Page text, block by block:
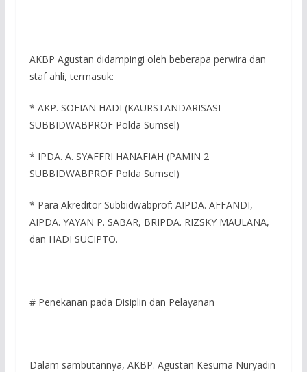
AKBP Agustan didampingi oleh beberapa perwira dan
staf ahli, termasuk:
* AKP. SOFIAN HADI (KAURSTANDARISASI
SUBBIDWABPROF Polda Sumsel)
* IPDA. A. SYAFFRI HANAFIAH (PAMIN 2
SUBBIDWABPROF Polda Sumsel)
* Para Akreditor Subbidwabprof: AIPDA. AFFANDI,
AIPDA. YAYAN P. SABAR, BRIPDA. RIZSKY MAULANA,
dan HADI SUCIPTO.
# Penekanan pada Disiplin dan Pelayanan
Dalam sambutannya, AKBP. Agustan Kesuma Nuryadin